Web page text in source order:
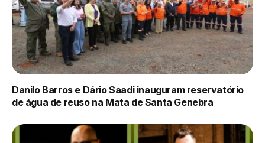
Danilo Barros e Dário Saadi inauguram reservatório
de água de reuso na Mata de Santa Genebra